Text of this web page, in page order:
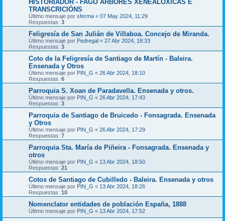
HISTORIADOR - FAGO ÁRBORES XENEALÓXICAS E
TRANSCRICIÓNS
Último mensaje por sferma « 07 May 2024, 11:29
Respuestas: 3
Feligresía de San Julián de Villaboa. Concejo de Miranda.
Último mensaje por Pedregal « 27 Abr 2024, 18:33
Respuestas: 3
Coto de la Feligresía de Santiago de Martín - Baleira.
Ensenada y Otros
Último mensaje por PIN_G « 26 Abr 2024, 18:10
Respuestas: 6
Parroquia S. Xoan de Paradavella. Ensenada y otros.
Último mensaje por PIN_G « 26 Abr 2024, 17:43
Respuestas: 3
Parroquia de Santiago de Bruicedo - Fonsagrada. Ensenada
y Otros
Último mensaje por PIN_G « 26 Abr 2024, 17:29
Respuestas: 7
Parroquia Sta. María de Piñeira - Fonsagrada. Ensenada y
otros
Último mensaje por PIN_G « 13 Abr 2024, 18:50
Respuestas: 21
Cotos de Santiago de Cubilledo - Baleira. Ensenada y otros
Último mensaje por PIN_G « 13 Abr 2024, 18:26
Respuestas: 10
Nomenclator entidades de población España, 1888
Último mensaje por PIN_G « 13 Abr 2024, 17:52